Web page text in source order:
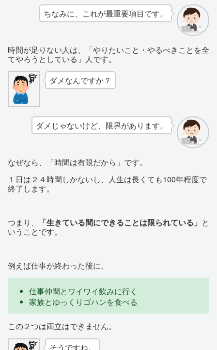
ちなみに、これが最重要項目です。
時間が足りない人は、「やりたいこと・やるべきことを全
てやろうとしている」人です。
ダメなんですか？
ダメじゃないけど、限界があります。
なぜなら、「時間は有限だから」です。
１日は２４時間しかないし、人生は長くても100年程度で
終了します。
つまり、 「生きている間にできることは限られている」 と
いうことです。
例えば仕事が終わった後に、
仕事仲間とワイワイ飲みに行く
家族とゆっくりゴハンを食べる
この２つは両立はできません。
そうですね。